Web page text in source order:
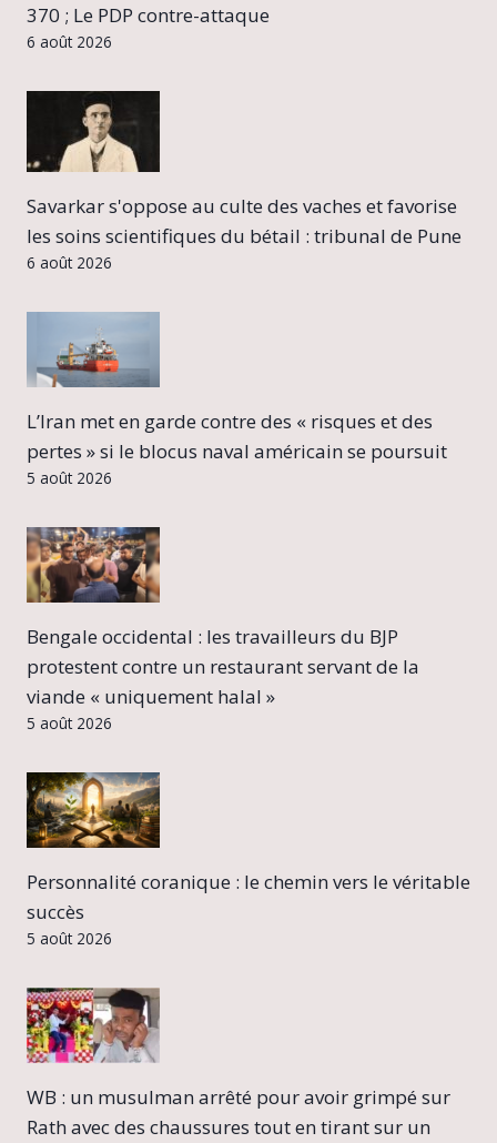
370 ; Le PDP contre-attaque
6 août 2026
Savarkar s'oppose au culte des vaches et favorise
les soins scientifiques du bétail : tribunal de Pune
6 août 2026
L’Iran met en garde contre des « risques et des
pertes » si le blocus naval américain se poursuit
5 août 2026
Bengale occidental : les travailleurs du BJP
protestent contre un restaurant servant de la
viande « uniquement halal »
5 août 2026
Personnalité coranique : le chemin vers le véritable
succès
5 août 2026
WB : un musulman arrêté pour avoir grimpé sur
Rath avec des chaussures tout en tirant sur un